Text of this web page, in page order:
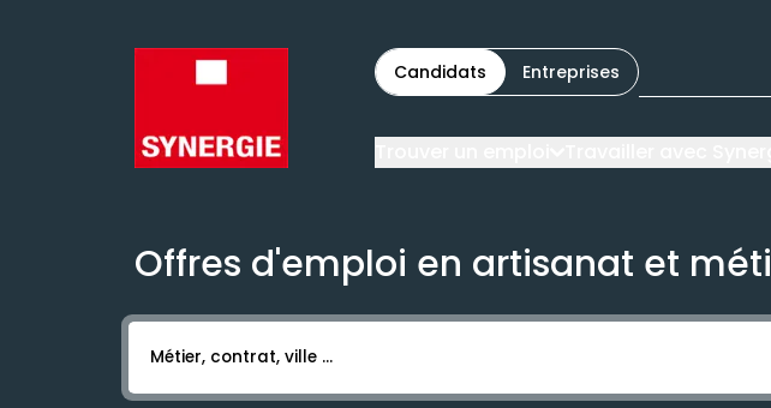
Candidats Entreprises
Offres d'emploi en artisanat et
Activer l’élément pour lancer l’enregistrement. Vous aurez 10